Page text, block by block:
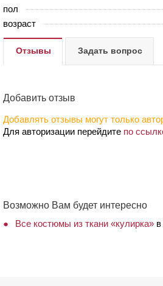
пол
возраст
Отзывы Задать вопрос
Добавить отзыв
Добавлять отзывы могут только
Для авторизации перейдите по
Возможно Вам будет интересно
Все костюмы из ткани «кулирка»